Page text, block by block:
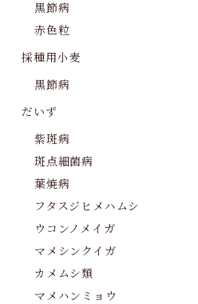
黒節病
赤色粒
採種用小麦
黒節病
だいず
紫斑病
斑点細菌病
葉焼病
フタスジヒメハムシ
ウコンノメイガ
マメシンクイガ
カメムシ類
マメハンミョウ